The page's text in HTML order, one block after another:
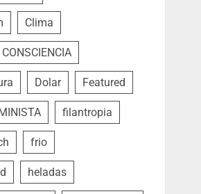
Clima
CONSCIENCIA
Dolar Featured
filantropia
frio
heladas